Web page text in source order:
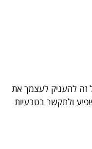
זה להעניק לעצמך את
ולתקשר בטבעיות